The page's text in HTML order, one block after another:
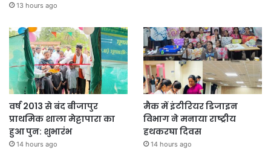
13 hours ago
वर्ष 2013 से बंद बीजापुर
प्राथमिक शाला मेट्टापारा का
हुआ पुन: शुभारंभ
14 hours ago
मैक में इंटीरियर डिजाइन
विभाग ने मनाया राष्ट्रीय
हथकरघा दिवस
14 hours ago